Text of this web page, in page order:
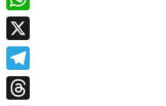
WhatsApp
X
Telegram